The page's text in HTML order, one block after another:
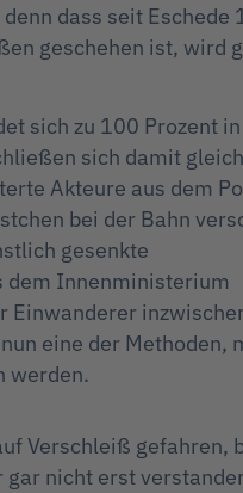
dass seit Eschede
geschehen ist, wird
sich zu 100 Prozent in
sich damit
Akteure aus dem
bei der Bahn
gesenkte
dem Innenministerium
Einwanderer
eine der Methoden,
werden.
Verschleiß
nicht erst